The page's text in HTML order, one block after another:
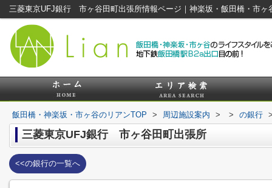
三菱東京UFJ銀行 市ヶ谷田町出張所情報ページ｜神楽坂・飯田橋・市ヶ
飯田橋・神楽坂・市ヶ谷のリアンTOP > 周辺施設案内 > > の銀行
三菱東京UFJ銀行 市ヶ谷田町出張所
<<の銀行の一覧へ